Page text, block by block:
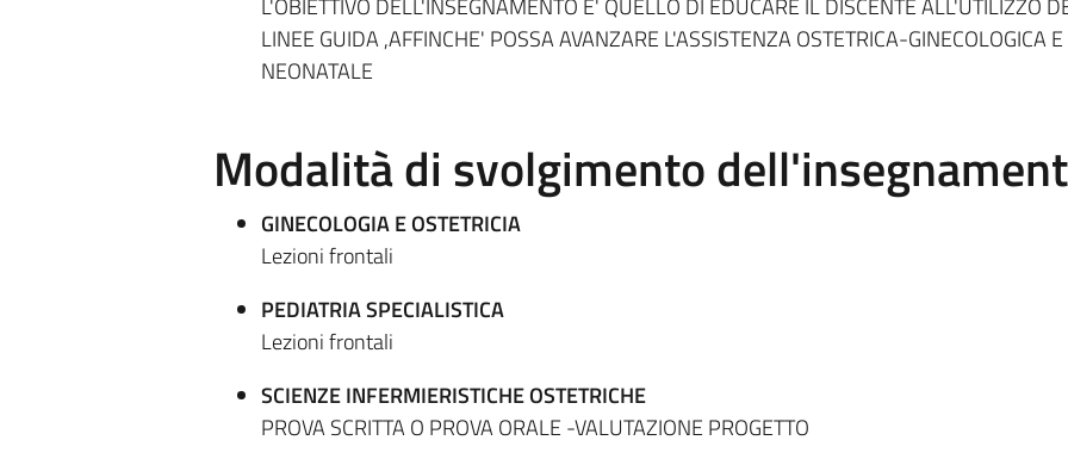
L'OBIETTIVO DELL'INSEGNAMENTO E' QUELLO DI EDUCARE IL DISCENTE ALL'UTILIZZO
LINEE GUIDA ,AFFINCHE' POSSA AVANZARE L'ASSISTENZA OSTETRICA-GINECOLOGICA E
NEONATALE
Modalità di svolgimento
GINECOLOGIA E OSTETRICIA
Lezioni frontali
PEDIATRIA SPECIALISTICA
Lezioni frontali
SCIENZE INFERMIERISTICHE OSTETRICHE
PROVA SCRITTA O PROVA ORALE -VALUTAZIONE PROGETTO